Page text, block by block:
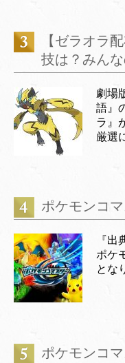
【ゼラオラ
技は？みん
劇場
語』
ラ』
厳選
ポケモンコ
『
ポケ
とな
ポケモンコ